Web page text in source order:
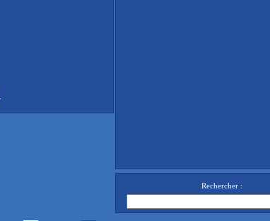
Rechercher :